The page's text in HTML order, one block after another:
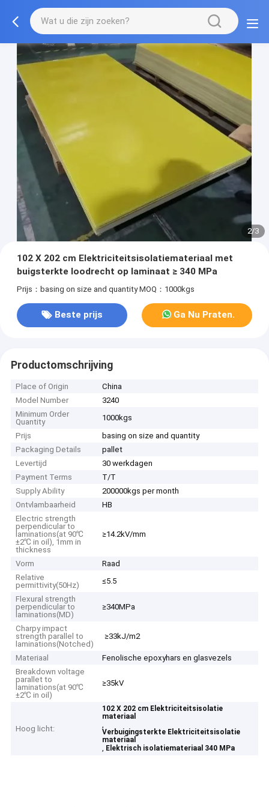
2/3
102 X 202 cm Elektriciteitsisolatiemateriaal met
buigsterkte loodrecht op laminaat ≥ 340 MPa
Prijs：basing on size and quantity MOQ：1000kgs
Beste prijs Ga Nu Praten.
Productomschrijving
Place of Origin
China
Model Number
3240
Minimum Order
Quantity
1000kgs
Prijs
basing on size and quantity
Packaging Details
pallet
Levertijd
30 werkdagen
Payment Terms
T/T
Supply Ability
200000kgs per month
Ontvlambaarheid
HB
Electric strength
perpendicular to
laminations(at 90℃
±2℃ in oil), 1mm in
thickness
≥14.2kV/mm
Vorm
Raad
Relative
permittivity(50Hz)
≤5.5
Flexural strength
perpendicular to
laminations(MD)
≥340MPa
Charpy impact
strength parallel to
laminations(Notched)
≥33kJ/m2
Materiaal
Fenolische epoxyhars en glasvezels
Breakdown voltage
parallet to
laminations(at 90℃
±2℃ in oil)
≥35kV
Hoog licht:
102 X 202 cm Elektriciteitsisolatie
materiaal
,
Verbuigingsterkte Elektriciteitsisolatie
materiaal
, Elektrisch isolatiemateriaal 340 MPa